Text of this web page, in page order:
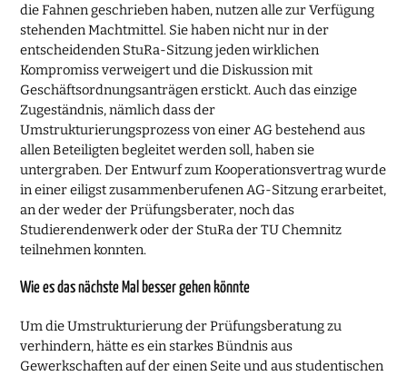
die Fahnen geschrieben haben, nutzen alle zur Verfügung
stehenden Machtmittel. Sie haben nicht nur in der
entscheidenden StuRa-Sitzung jeden wirklichen
Kompromiss verweigert und die Diskussion mit
Geschäftsordnungsanträgen erstickt. Auch das einzige
Zugeständnis, näm­lich dass der
Umstrukturierungsprozess von einer AG bestehend aus
allen Beteilig­ten begleitet werden soll, haben sie
untergraben. Der Entwurf zum Kooperations­vertrag wurde
in einer eiligst zusammenberufenen AG-Sitzung erarbeitet,
an der weder der Prüfungsberater, noch das
Studierendenwerk oder der StuRa der TU Chem­nitz
teilnehmen konnten.
Wie es das nächste Mal besser gehen könnte
Um die Umstrukturierung der Prüfungsberatung zu
verhindern, hätte es ein starkes Bündnis aus
Gewerkschaften auf der einen Seite und aus studentischen